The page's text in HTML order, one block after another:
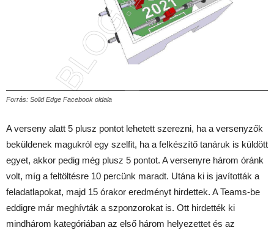
Forrás: Solid Edge Facebook oldala
A verseny alatt 5 plusz pontot lehetett szerezni, ha a versenyzők
beküldenek magukról egy szelfit, ha a felkészítő tanáruk is küldött
egyet, akkor pedig még plusz 5 pontot. A versenyre három óránk
volt, míg a feltöltésre 10 percünk maradt. Utána ki is javították a
feladatlapokat, majd 15 órakor eredményt hirdettek. A Teams-be
eddigre már meghívták a szponzorokat is. Ott hirdették ki
mindhárom kategóriában az első három helyezettet és az